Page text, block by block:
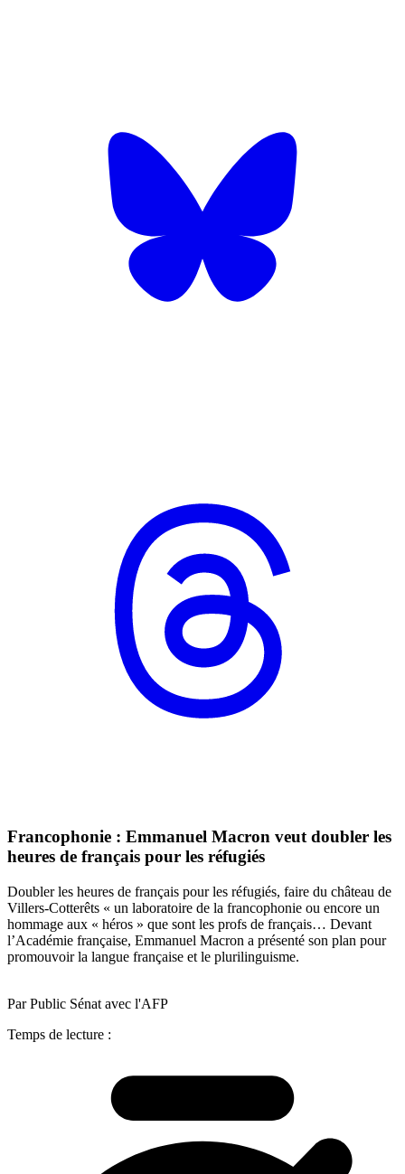
Francophonie : Emmanuel Macron veut doubler les
heures de français pour les réfugiés
Doubler les heures de français pour les réfugiés, faire du château de
Villers-Cotterêts « un laboratoire de la francophonie ou encore un
hommage aux « héros » que sont les profs de français… Devant
l’Académie française, Emmanuel Macron a présenté son plan pour
promouvoir la langue française et le plurilinguisme.
Par Public Sénat avec l'AFP
Temps de lecture :